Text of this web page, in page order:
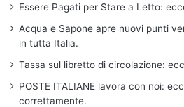
Essere Pagati per Stare a Letto:
Acqua e Sapone apre nuovi punti
in tutta Italia.
Tassa sul libretto di circolazione:
POSTE ITALIANE lavora con noi:
correttamente.